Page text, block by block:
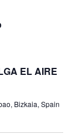
EL AIRE
Bizkaia, Spain